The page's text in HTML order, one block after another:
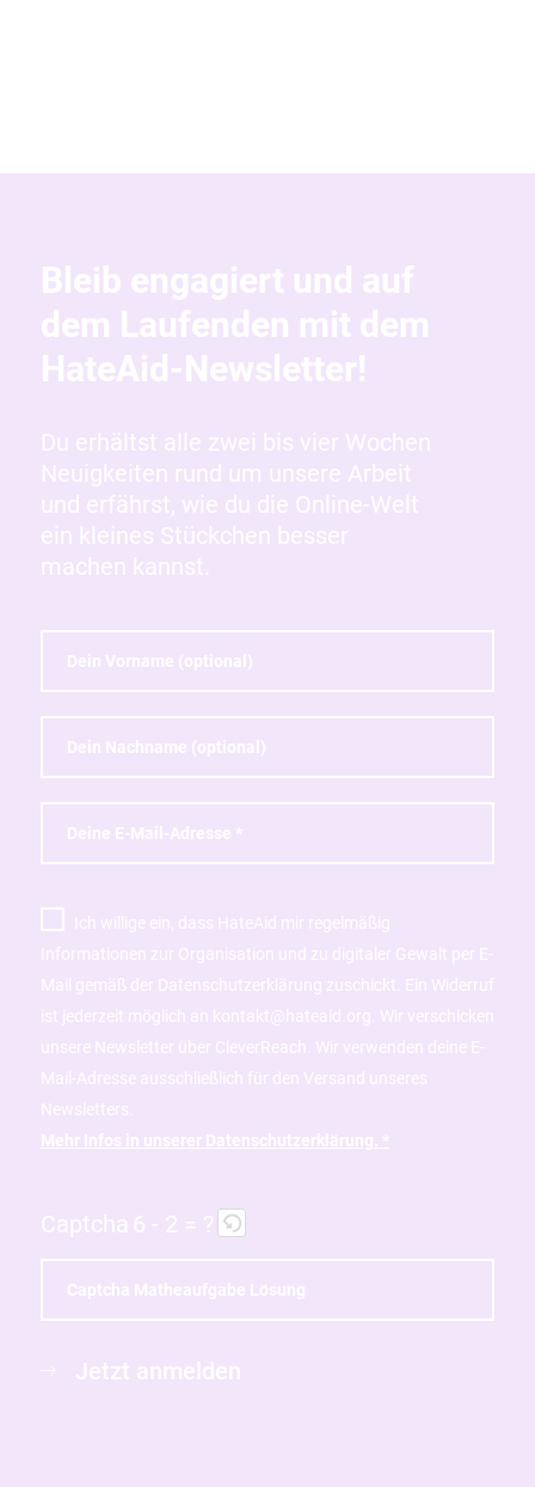
Bleib engagiert und auf
dem Laufenden mit dem
HateAid-Newsletter!
Du erhältst alle zwei bis vier Wochen
Neuigkeiten rund um unsere Arbeit
und erfährst, wie du die Online-Welt
ein kleines Stückchen besser
machen kannst.
Ich willige ein, dass HateAid mir regelmäßig
Informationen zur Organisation und zu digitaler Gewalt per E-
Mail gemäß der Datenschutzerklärung zuschickt. Ein Widerruf
ist jederzeit möglich an kontakt@hateaid.org. Wir verschicken
unsere Newsletter über CleverReach. Wir verwenden deine E-
Mail-Adresse ausschließlich für den Versand unseres
Newsletters.
Mehr Infos in unserer Datenschutzerklärung. *
Captcha 6 - 2 = ?
i
Jetzt anmelden